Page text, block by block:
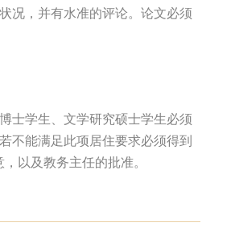
况，并有水准的评论。论文必须
士学生、文学研究硕士学生必须
不能满足此项居住要求必须得到
以及教务主任的批准。